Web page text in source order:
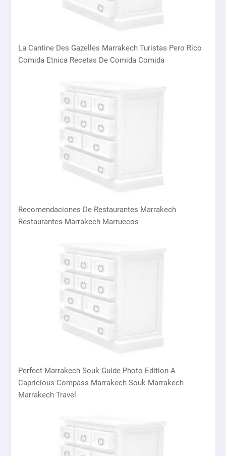
La Cantine Des Gazelles Marrakech Turistas Pero Rico
Comida Etnica Recetas De Comida Comida
Recomendaciones De Restaurantes Marrakech
Restaurantes Marrakech Marruecos
Perfect Marrakech Souk Guide Photo Edition A
Capricious Compass Marrakech Souk Marrakech
Marrakech Travel